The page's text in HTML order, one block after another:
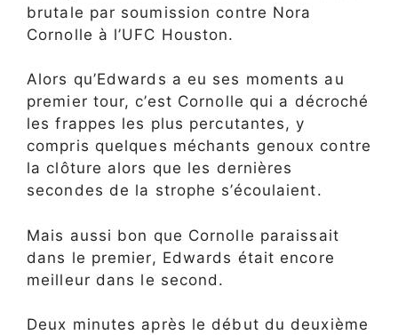
brutale par soumission contre Nora
Cornolle à l’UFC Houston.
Alors qu’Edwards a eu ses moments au
premier tour, c’est Cornolle qui a décroché
les frappes les plus percutantes, y
compris quelques méchants genoux contre
la clôture alors que les dernières
secondes de la strophe s’écoulaient.
Mais aussi bon que Cornolle paraissait
dans le premier, Edwards était encore
meilleur dans le second.
Deux minutes après le début du deuxième